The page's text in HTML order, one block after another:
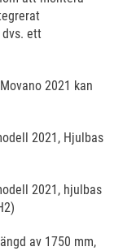
ett
2021 kan
2021, Hjulbas
2021, hjulbas
av 1750 mm,